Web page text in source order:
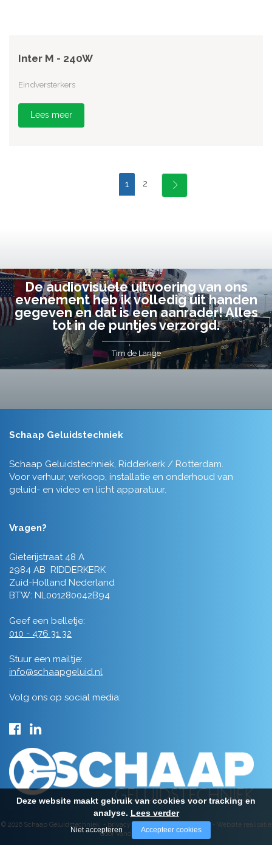
Inter M - 240W
Eindversterkers
Lees meer
1 2
De audiovisuele uitvoering van ons
evenement heb ik volledig uit handen
gegeven en dat is een aanrader! Alles
tot in de puntjes verzorgd.
Tim de Lange
Schaap Geluidstechniek
Schaap Geluidstechniek, Ridderkerk / Rotterdam.
Voor verhuur, verkoop, installatie en onderhoud van
geluid- en video en licht apparatuur.
Vragen?
Gieterijstraat 48 A
2984 AB RIDDERKERK
Zuid-Holland Nederland
BTW: NL001280042B94
Geef een belletje:
010 - 476 31 32
Stuur een mailtje:
info@schaapgeluid.nl
Volg ons op social media:
© 2026 Schaap Geluidstechniek - privacy - algemene voorwaarden- Website realisatie
door Vanderperk Groep
Deze website maakt gebruik van cookies voor tracking en
analyse. Lees verder
Niet accepteren Accepteer cookies